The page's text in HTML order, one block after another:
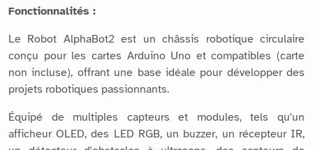
Fonctionnalités :
Le Robot AlphaBot2 est un châssis robotique circulaire
conçu pour les cartes Arduino Uno et compatibles (carte
non incluse), offrant une base idéale pour développer des
projets robotiques passionnants.
Équipé de multiples capteurs et modules, tels qu'un
afficheur OLED, des LED RGB, un buzzer, un récepteur IR,